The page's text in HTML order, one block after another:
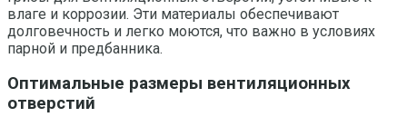
влаге и коррозии. Эти материалы обеспечивают
долговечность и легко моются, что важно в условиях
парной и предбанника.
Оптимальные размеры вентиляционных
отверстий